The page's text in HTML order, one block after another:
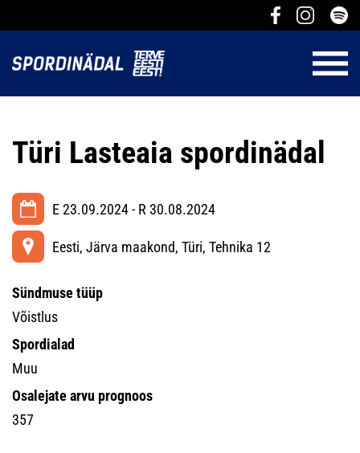
Türi Lasteaia spordinädal
E 23.09.2024 - R 30.08.2024
Eesti, Järva maakond, Türi, Tehnika 12
Sündmuse tüüp
Võistlus
Spordialad
Muu
Osalejate arvu prognoos
357